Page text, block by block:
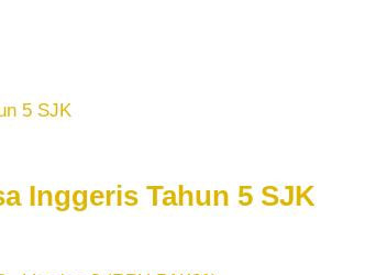
Inggeris Tahun 5 SJK